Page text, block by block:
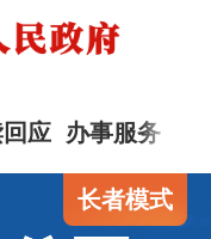
应 办事服务
长者模式